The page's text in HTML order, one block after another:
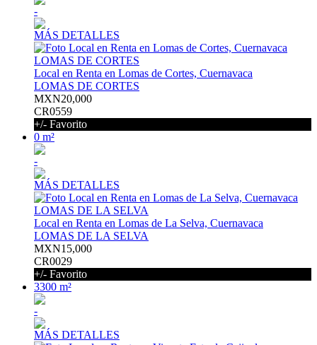
-
MÁS DETALLES
Local en Renta en Lomas de Cortes, Cuernavaca
LOMAS DE CORTES
MXN20,000
CR0559
+/- Favorito
0 m²
-
MÁS DETALLES
Local en Renta en Lomas de La Selva, Cuernavaca
LOMAS DE LA SELVA
MXN15,000
CR0029
+/- Favorito
3300 m²
-
MÁS DETALLES